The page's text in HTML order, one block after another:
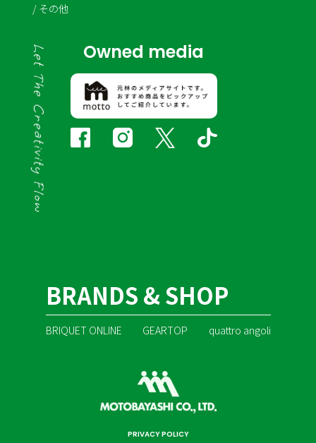
その他
Owned media
BRANDS & SHOP
BRIQUET ONLINE GEARTOP quattro angoli
PRIVACY POLICY